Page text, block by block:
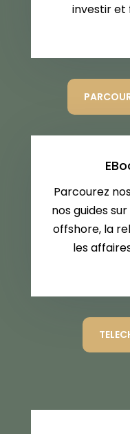
investir et
Parcourez
nos guides
offshore, la
les